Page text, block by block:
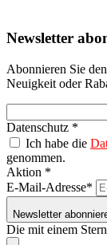
Newsletter
Abonnieren Sie
Neuigkeit oder
Datenschutz *
Ich habe die
genommen.
Aktion *
E-Mail-Adresse*
Newsletter
Die mit einem